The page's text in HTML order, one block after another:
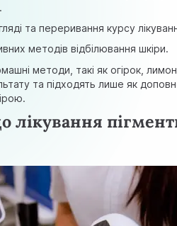
та переривання курсу
методів відбілювання шкіри.
методи, такі як огірок,
та підходять лише як
лікування